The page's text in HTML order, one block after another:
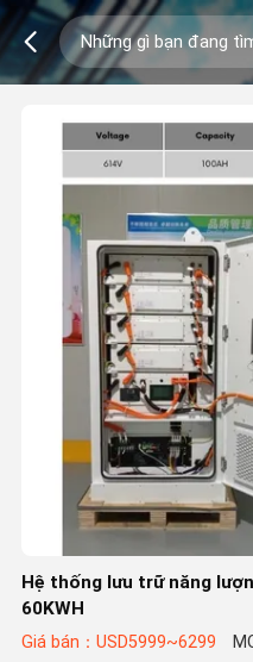
Hệ thống lưu trữ năng
60KWH
Giá bán：USD5999~6299